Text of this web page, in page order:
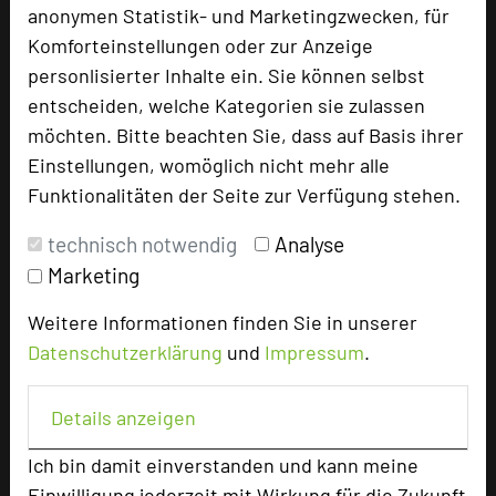
anonymen Statistik- und Marketingzwecken, für
Komforteinstellungen oder zur Anzeige
personlisierter Inhalte ein. Sie können selbst
entscheiden, welche Kategorien sie zulassen
möchten. Bitte beachten Sie, dass auf Basis ihrer
Einstellungen, womöglich nicht mehr alle
Funktionalitäten der Seite zur Verfügung stehen.
technisch notwendig
Analyse
Marketing
Weitere Informationen finden Sie in unserer
Datenschutzerklärung und Impressum.
Details anzeigen
Ich bin damit einverstanden und kann meine
Landhaus Bärenmühle
Zufahrt über Lengeltalstraße
35110 Ellershausen
phone +49 6455 75904-0
language Homepage
Bewertung
Tagungsplaner